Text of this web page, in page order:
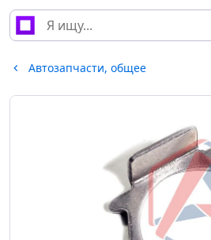
Автозапчасти, общее